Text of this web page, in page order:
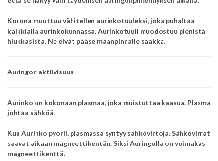
Korona muuttuu vähitellen aurinkotuuleksi, joka puhaltaa
kaikkialla aurinkokunnassa. Aurinkotuuli muodostuu pienistä
hiukkasista. Ne eivät pääse maanpinnalle saakka.
Auringon aktiivisuus
Aurinko on kokonaan plasmaa, joka muistuttaa kaasua. Plasma
johtaa sähköä.
Kun Aurinko pyörii, plasmassa syntyy sähkövirtoja. Sähkövirrat
saavat aikaan magneettikentän. Siksi Auringolla on voimakas
magneettikenttä.